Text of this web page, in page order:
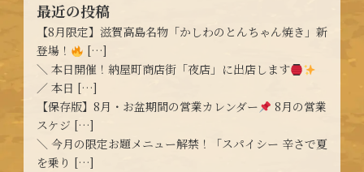
最近の投稿
【8月限定】滋賀高島名物「かしわのとんちゃん焼き」新
登場！
[…]
＼ 本日開催！納屋町商店街「夜店」に出店します
／ 本日 […]
【保存版】8月・お盆期間の営業カレンダー
8月の営業
スケジ […]
＼ 今月の限定お題メニュー解禁！「スパイシー 辛さで夏
を乗り […]